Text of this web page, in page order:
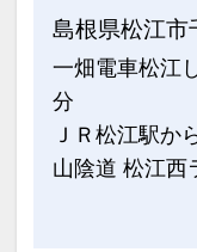
なく『庭園
●石見銀山
２００７年
した。石見
間歩』 では
の跡を見つ
※リクエスト
ん。ホテル
ります。
●宍道湖（
用。
デュベスタ
率で保温性
枕は硬め・
お客様のお
いておりま
島根県松江市
一畑電車松江
分
ＪＲ松江駅か
山陰道 松江西